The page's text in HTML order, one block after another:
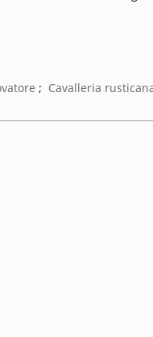
; Cavalleria